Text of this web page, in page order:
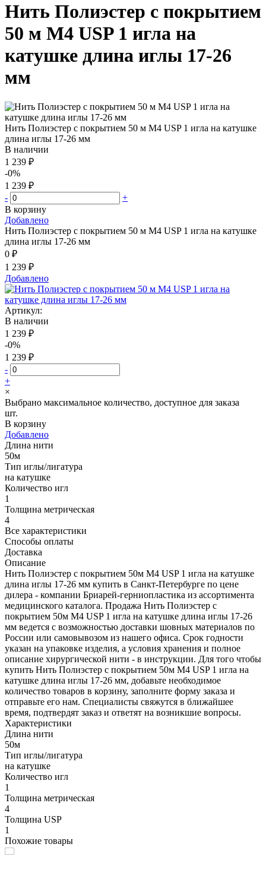
Нить Полиэстер с покрытием
50 м М4 USP 1 игла на
катушке длина иглы 17-26
мм
Нить Полиэстер с покрытием 50 м М4 USP 1 игла на катушке
длина иглы 17-26 мм
В наличии
1 239 ₽
-0%
1 239 ₽
-
+
В корзину
Добавлено
Нить Полиэстер с покрытием 50 м М4 USP 1 игла на катушке
длина иглы 17-26 мм
0 ₽
1 239 ₽
Добавлено
Артикул:
В наличии
1 239 ₽
-0%
1 239 ₽
-
+
×
Выбрано максимальное количество, доступное для заказа
шт.
В корзину
Добавлено
Длина нити
50м
Тип иглы/лигатура
на катушке
Количество игл
1
Толщина метрическая
4
Все характеристики
Способы оплаты
Доставка
Описание
Нить Полиэстер с покрытием 50м М4 USP 1 игла на катушке
длина иглы 17-26 мм купить в Санкт-Петербурге по цене
дилера - компании Бриарей-герниопластика из ассортимента
медицинского каталога. Продажа Нить Полиэстер с
покрытием 50м М4 USP 1 игла на катушке длина иглы 17-26
мм ведется с возможностью доставки шовных материалов по
России или самовывозом из нашего офиса. Срок годности
указан на упаковке изделия, а условия хранения и полное
описание хирургической нити - в инструкции. Для того чтобы
купить Нить Полиэстер с покрытием 50м М4 USP 1 игла на
катушке длина иглы 17-26 мм, добавьте необходимое
количество товаров в корзину, заполните форму заказа и
отправьте его нам. Специалисты свяжутся в ближайшее
время, подтвердят заказ и ответят на возникшие вопросы.
Характеристики
Длина нити
50м
Тип иглы/лигатура
на катушке
Количество игл
1
Толщина метрическая
4
Толщина USP
1
Похожие товары